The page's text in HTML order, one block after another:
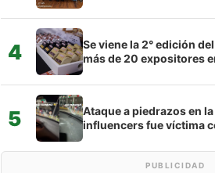
4
Se viene la 2° edición
más de 20 expositores
5
Ataque a piedrazos en
influencers fue víctima
PUBLICIDAD